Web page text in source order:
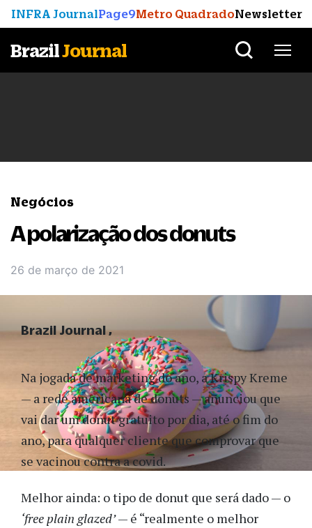
INFRA JournalPage9Metro QuadradoNewsletter
BrazilJournal
Negócios
A polarização dos donuts
26 de março de 2021
Na jogada de marketing do ano, a Krispy Kreme
— a rede americana de donuts — anunciou que
vai dar um donut gratuito por dia, até o fim do
ano, para qualquer cliente que comprovar que
se vacinou contra a covid.
Melhor ainda: o tipo de donut que será dado — o
‘free plain glazed’— é “realmente o melhor
Brazil Journal